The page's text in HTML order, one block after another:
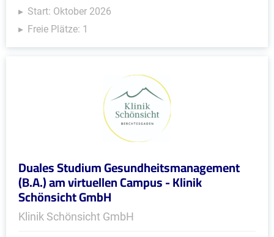
Start: Oktober 2026
Freie Plätze: 1
Duales Studium Gesundheitsmanagement
(B.A.) am virtuellen Campus - Klinik
Schönsicht GmbH
Klinik Schönsicht GmbH